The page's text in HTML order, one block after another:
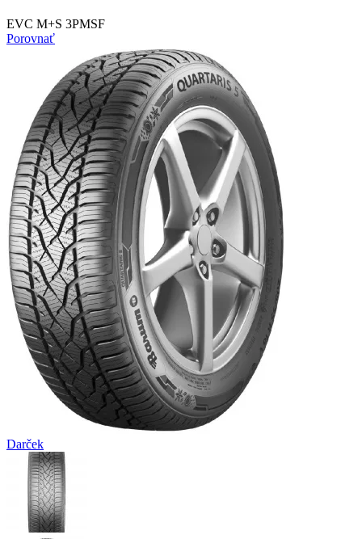
EVC M+S 3PMSF
Porovnať
Darček